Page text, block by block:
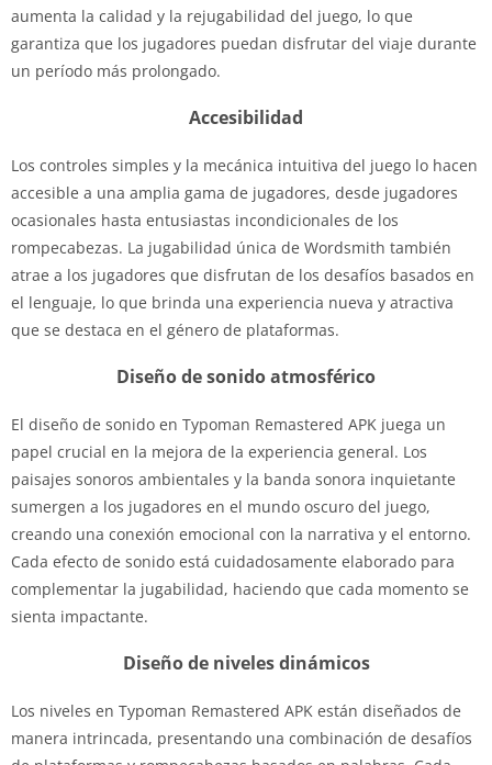
aumenta la calidad y la rejugabilidad del juego, lo que
garantiza que los jugadores puedan disfrutar del viaje durante
un período más prolongado.
Accesibilidad
Los controles simples y la mecánica intuitiva del juego lo hacen
accesible a una amplia gama de jugadores, desde jugadores
ocasionales hasta entusiastas incondicionales de los
rompecabezas. La jugabilidad única de Wordsmith también
atrae a los jugadores que disfrutan de los desafíos basados ​​en
el lenguaje, lo que brinda una experiencia nueva y atractiva
que se destaca en el género de plataformas.
Diseño de sonido atmosférico
El diseño de sonido en Typoman Remastered APK juega un
papel crucial en la mejora de la experiencia general. Los
paisajes sonoros ambientales y la banda sonora inquietante
sumergen a los jugadores en el mundo oscuro del juego,
creando una conexión emocional con la narrativa y el entorno.
Cada efecto de sonido está cuidadosamente elaborado para
complementar la jugabilidad, haciendo que cada momento se
sienta impactante.
Diseño de niveles dinámicos
Los niveles en Typoman Remastered APK están diseñados de
manera intrincada, presentando una combinación de desafíos